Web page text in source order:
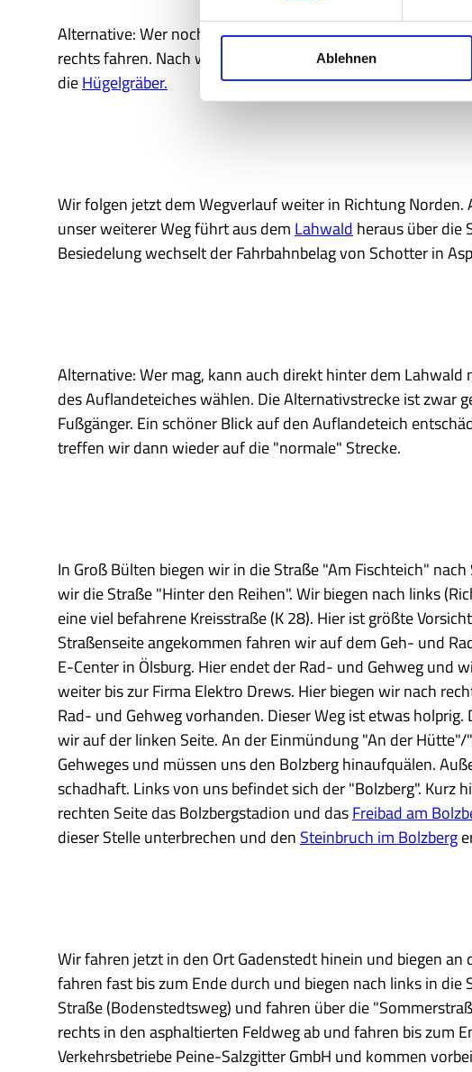
l
l
g
a
u
s
Ablehnen
Alternative: Wer noch einen Blick auf den Auflandeteich
rechts fahren. Nach wenigen Metern ist der
dieHügelgräber.
Wir folgen jetzt dem Wegverlauf weiter in Richtung Norden.
unser weiterer Weg führt aus demLahwaldheraus über die
Besiedelung wechselt der Fahrbahnbelag von Schotter in
Alternative: Wer mag, kann auch direkt hinter dem
des Auflandeteiches wählen. Die Alternativstrecke ist zwar
Fußgänger. Ein schöner Blick auf den Auflandeteich
treffen wir dann wieder auf die "normale" Strecke.
In Groß Bülten biegen wir in die Straße "Am Fischteich"
wir die Straße "Hinter den Reihen". Wir biegen nach links
eine viel befahrene Kreisstraße (K 28). Hier ist größte
Straßenseite angekommen fahren wir auf dem Geh- und
E-Center in Ölsburg. Hier endet der Rad- und Gehweg und
weiter bis zur Firma Elektro Drews. Hier biegen wir nach
Rad- und Gehweg vorhanden. Dieser Weg ist etwas
wir auf der linken Seite. An der Einmündung "An der
Gehweges und müssen uns den Bolzberg hinaufquälen.
schadhaft. Links von uns befindet sich der "Bolzberg". Kurz
rechten Seite das Bolzbergstadion und dasFreibad am
dieser Stelle unterbrechen und denSteinbruch im Bolzberg
Wir fahren jetzt in den Ort Gadenstedt hinein und biegen
fahren fast bis zum Ende durch und biegen nach links in
Straße (Bodenstedtsweg) und fahren über die
rechts in den asphaltierten Feldweg ab und fahren bis zum
Verkehrsbetriebe Peine-Salzgitter GmbH und kommen